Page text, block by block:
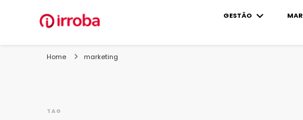
Blog Irroba
GESTÃO
Home marketing
TAG